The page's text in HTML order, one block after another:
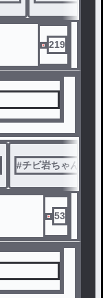
219
#チビ岩ちゃん
53